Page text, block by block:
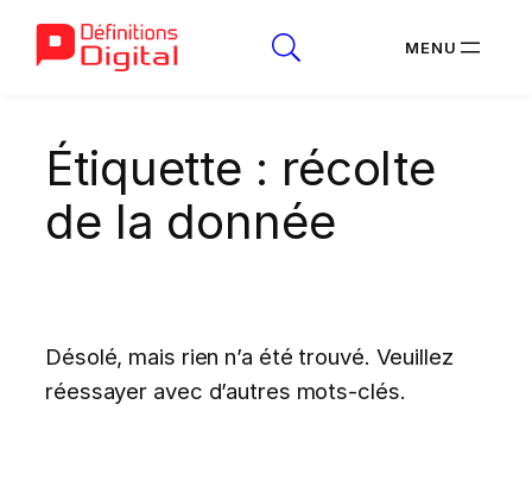
contenu
Étiquette : récolte
de la donnée
Désolé, mais rien n’a été trouvé. Veuillez
réessayer avec d’autres mots-clés.